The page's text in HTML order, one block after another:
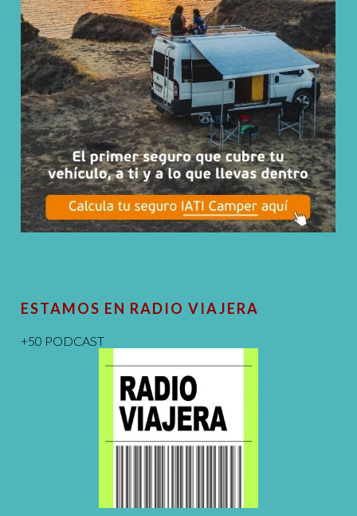
ESTAMOS EN RADIO VIAJERA
+50 PODCAST